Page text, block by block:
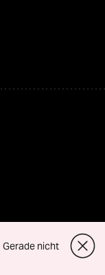
Gerade nicht